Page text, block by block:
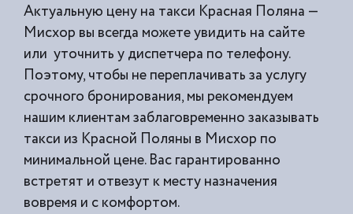
Актуальную цену на такси Красная Поляна —
Мисхор вы всегда можете увидить на сайте
или уточнить у диспетчера по телефону.
Поэтому, чтобы не переплачивать за услугу
срочного бронирования, мы рекомендуем
нашим клиентам заблаговременно заказывать
такси из Красной Поляны в Мисхор по
минимальной цене. Вас гарантированно
встретят и отвезут к месту назначения
вовремя и с комфортом.